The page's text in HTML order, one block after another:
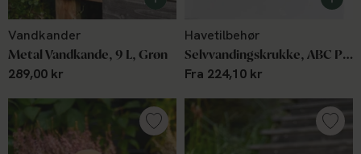
Vandkander
Metal Vandkande, 9 L, Grøn
289,00 kr
Havetilbehør
Selvvandingskrukke, ABC Plant Growers
Fra 224,10 kr